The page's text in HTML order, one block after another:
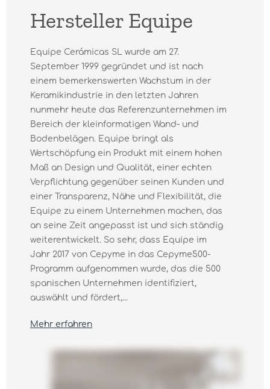
Hersteller Equipe
Equipe Cerámicas SL wurde am 27.
September 1999 gegründet und ist nach
einem bemerkenswerten Wachstum in der
Keramikindustrie in den letzten Jahren
nunmehr heute das Referenzunternehmen im
Bereich der kleinformatigen Wand- und
Bodenbelägen. Equipe bringt als
Wertschöpfung ein Produkt mit einem hohen
Maß an Design und Qualität, einer echten
Verpflichtung gegenüber seinen Kunden und
einer Transparenz, Nähe und Flexibilität, die
Equipe zu einem Unternehmen machen, das
an seine Zeit angepasst ist und sich ständig
weiterentwickelt. So sehr, dass Equipe im
Jahr 2017 von Cepyme in das Cepyme500-
Programm aufgenommen wurde, das die 500
spanischen Unternehmen identifiziert,
auswählt und fördert,...
Mehr erfahren